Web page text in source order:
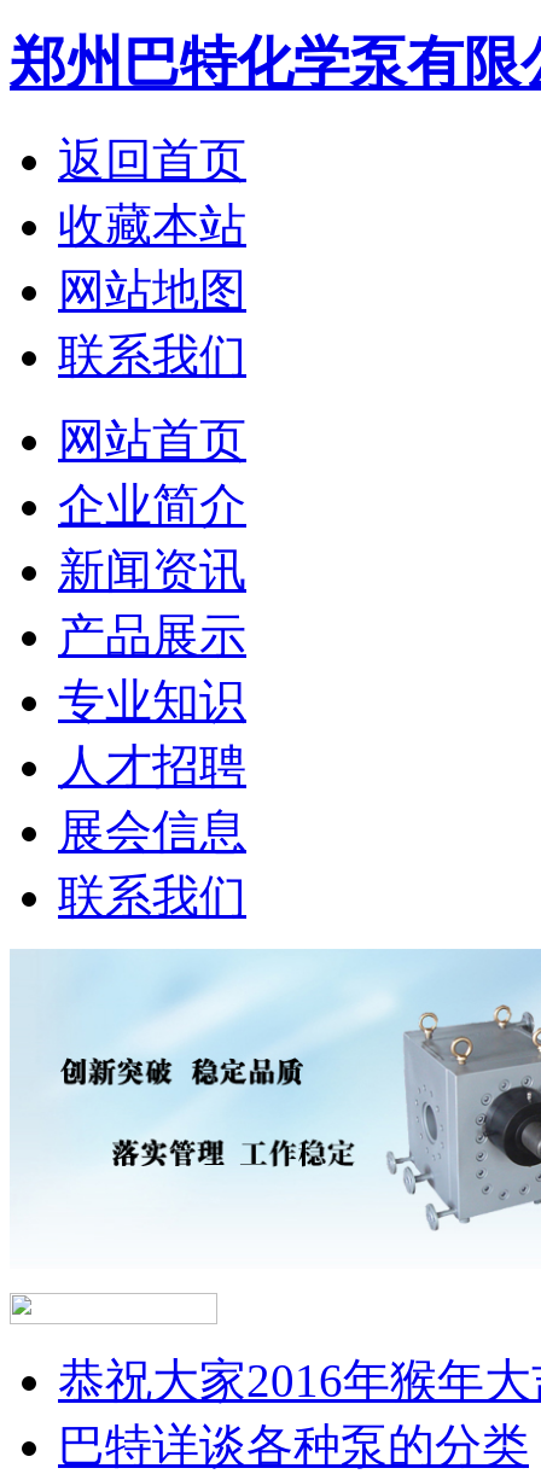
郑州巴特化学泵有限
返回首页
收藏本站
网站地图
联系我们
网站首页
企业简介
新闻资讯
产品展示
专业知识
人才招聘
展会信息
联系我们
恭祝大家2016年猴年
巴特详谈各种泵的分类